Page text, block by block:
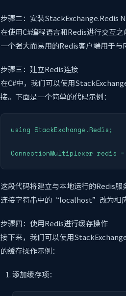
步骤二：安装StackExchange.Redis
在使用C#编程语言和Redis进行交互
一个强大而易用的Redis客户端用于与
步骤三：建立Redis连接
在C#中，我们可以使用
接。下面是一个简单的代码示例：
using StackExchange.Redis;
ConnectionMultiplexer redis
这段代码将建立与本地运行的Redis
连接字符串中的“localhost”改为相
步骤四：使用Redis进行缓存操作
接下来，我们可以使用
的缓存操作示例：
添加缓存项：